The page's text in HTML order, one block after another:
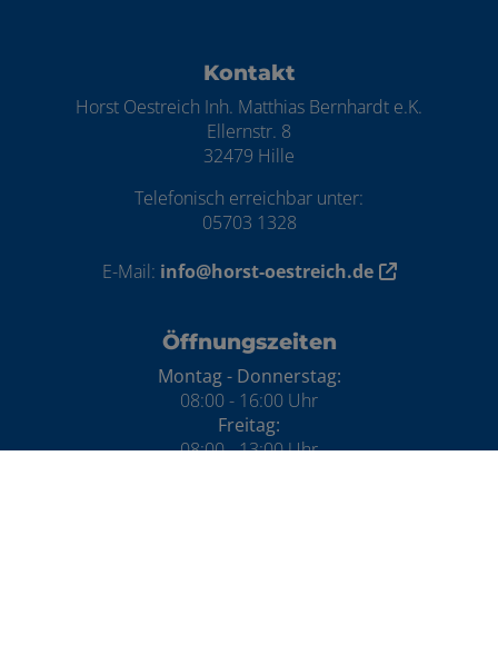
Kontakt
Horst Oestreich Inh. Matthias Bernhardt e.K.
Ellernstr. 8
32479 Hille
Telefonisch erreichbar unter:
05703 1328
E-Mail: info@horst-oestreich.de
Öffnungszeiten
Montag - Donnerstag:
08:00 - 16:00 Uhr
Freitag:
08:00 - 13:00 Uhr